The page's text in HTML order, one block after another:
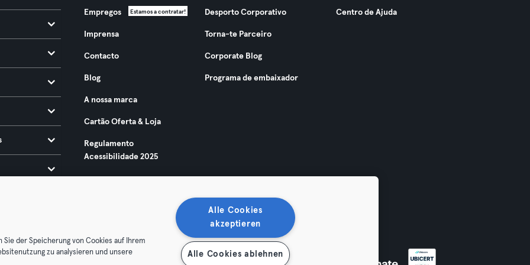
Empregos Estamos a contratar!
Imprensa
Contacto
Blog
A nossa marca
Cartão Oferta & Loja
Regulamento
Acessibilidade 2025
Desporto Corporativo
Torna-te Parceiro
Corporate Blog
Programa de embaixador
Centro de Ajuda
Rescindir contratos aqui
der Speicherung von Cookies auf Ihrem
zu analysieren und unsere
Alle Cookies
akzeptieren
Alle Cookies ablehnen